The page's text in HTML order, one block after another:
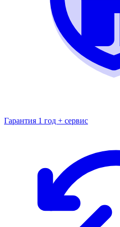
Гарантия 1 год + сервис